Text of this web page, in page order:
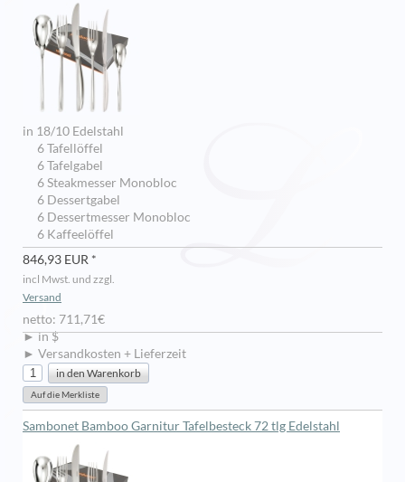
in 18/10 Edelstahl
6 Tafellöffel
6 Tafelgabel
6 Steakmesser Monobloc
6 Dessertgabel
6 Dessertmesser Monobloc
6 Kaffeelöffel
846,93 EUR *
incl Mwst. und zzgl.
Versand
netto: 711,71€
► in $
► Versandkosten + Lieferzeit
Sambonet Bamboo Garnitur Tafelbesteck 72 tlg Edelstahl